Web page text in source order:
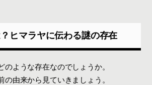
る「雪男伝説」
を信じるのか
消えないロマン
間の距離感
ヒマラヤに伝わる謎の存在
のような存在なのでしょうか。
の由来から見ていきましょう。